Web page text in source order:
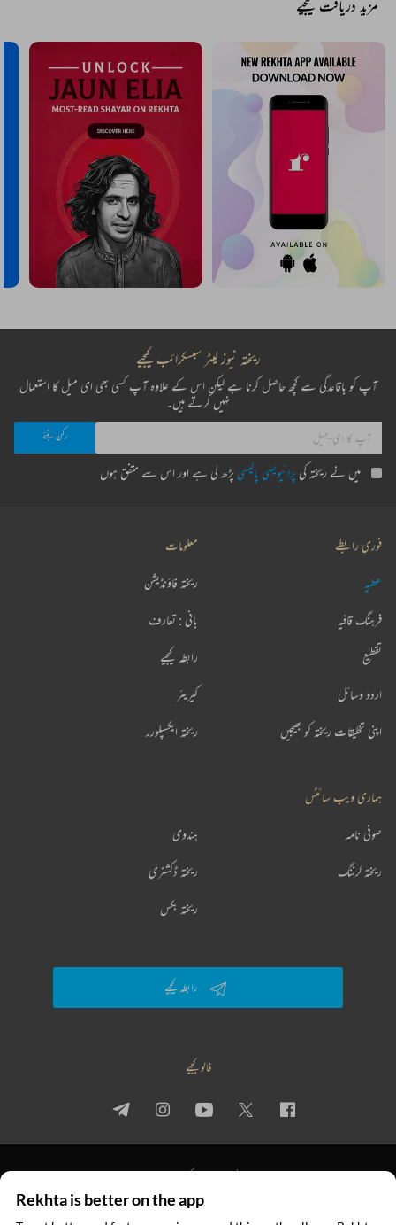
مزید دریافت کیجیے
ریختہ نیوز لیٹر سبسکرائب کیجیے
آپ کو باقاعدگی سے کچھ حاصل کرنا ہے لیکن اس کے علاوہ آپ کسی بھی ای میل کا استعمال
نہیں کرتے ہیں۔
میں نے ریختہ کی پرائیویسی پالیسی پڑھ لی ہے اور اس سے متفق ہوں
فوری رابطے
عطیہ
فرہنگ قافیہ
تقطیع
اردو وسائل
اپنی تخلیقات ریختہ کو بھیجیں
معلومات
ریختہ فاؤنڈیشن
بانی : تعارف
رابطہ کیجیے
کیریئر
ریختہ ایکسپلورر
ہماری ویب سائٹس
ہندوی صوفی نامہ
ریختہ ڈکشنری ریختہ لرننگ
ریختہ بکس
رابطہ کیجیے
فالو کیجیے
© 2026 Rekhta™ Foundation. All rights reserved.
Rekhta is better on the app